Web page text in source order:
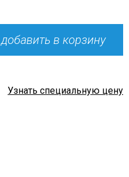
добавить в корзину
Узнать специальную цену